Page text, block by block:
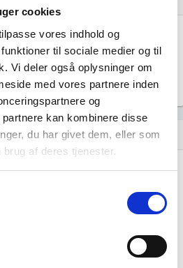
cookies
vores indhold og
til sociale medier og til
Vi deler også oplysninger om
med vores partnere inden
og
kan kombinere disse
du har givet dem, eller som
af deres tjenester.
København S
København S
rollerne
som ejer 100% af virksomheden.